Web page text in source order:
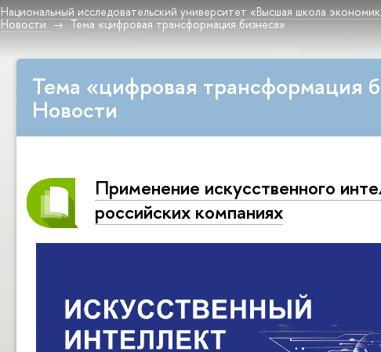
Национальный исследовательский университет «Высшая школа
Новости
Тема «цифровая трансформация бизнеса»
Тема «цифровая трансформация
Новости
Применение искусственного
российских компаниях